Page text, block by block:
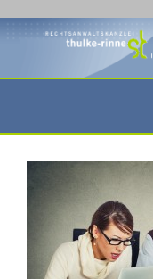
Zum